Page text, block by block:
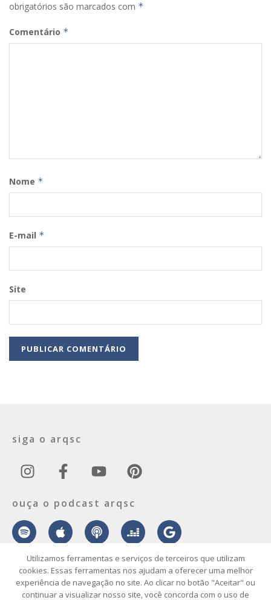
obrigatórios são marcados com *
Comentário *
Nome *
E-mail *
Site
siga o arqsc
ouça o podcast arqsc
sobre contato envie seu projeto publicidade vídeo podcast
Utilizamos ferramentas e serviços de terceiros que utilizam
cookies. Essas ferramentas nos ajudam a oferecer uma melhor
experiência de navegação no site. Ao clicar no botão "Aceitar" ou
continuar a visualizar nosso site, você concorda com o uso de